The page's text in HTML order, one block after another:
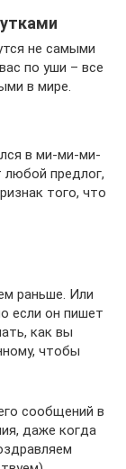
не самыми
по уши – все
в мире.
в ми-ми-ми-
любой предлог,
того, что
раньше. Или
если он пишет
как вы
чтобы
сообщений в
даже когда